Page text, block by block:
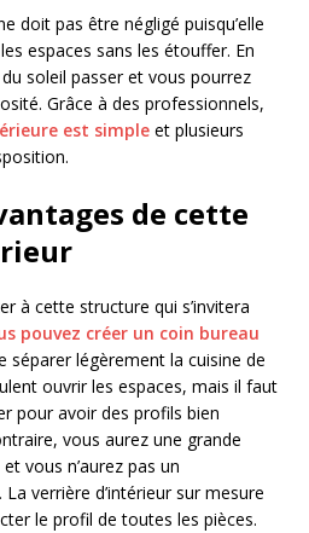
doit pas être négligé puisqu’elle
espaces sans les étouffer. En
soleil passer et vous pourrez
Grâce à des professionnels,
est simple et plusieurs
de cette
à cette structure qui s’invitera
pouvez créer un coin bureau
séparer légèrement la cuisine de
ouvrir les espaces, mais il faut
pour avoir des profils bien
vous aurez une grande
vous n’aurez pas un
verrière d’intérieur sur mesure
le profil de toutes les pièces.